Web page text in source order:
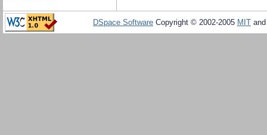
DSpace Software Copyright © 2002-2005 MIT